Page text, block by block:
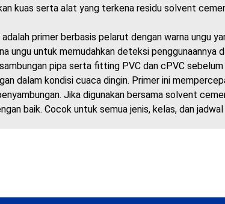
kuas serta alat yang terkena residu solvent
adalah primer berbasis pelarut dengan warna ungu
ungu untuk memudahkan deteksi
pipa serta fitting PVC dan cPVC
dalam kondisi cuaca dingin. Primer ini
Jika digunakan bersama solvent
baik. Cocok untuk semua jenis, kelas, dan